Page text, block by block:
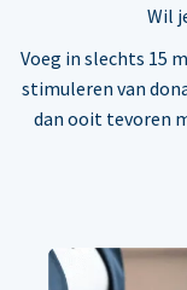
Wil
Voeg in slechts 15
stimuleren van
dan ooit tevoren